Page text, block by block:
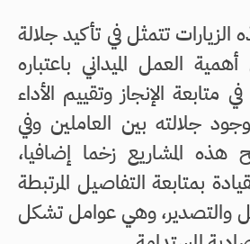
الزيارات تتمثل في تأكيد جلالة
العمل الميداني باعتباره
في متابعة الإنجاز وتقييم الأداء
جلالته بين العاملين وفي
هذه المشاريع زخما إضافيا،
بمتابعة التفاصيل المرتبطة
والتصدير، وهي عوامل تشكل